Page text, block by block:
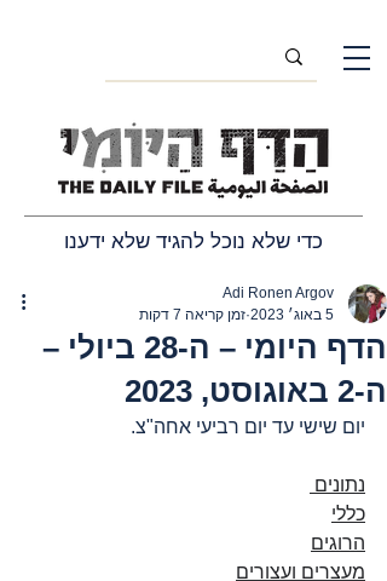
כדי שלא נוכל להגיד שלא ידענו
הדף היומי – ה-28 ביולי –
ה-2 באוגוסט, 2023
Adi Ronen Argov
5 באוג׳ 2023
זמן קריאה 7 דקות
יום שישי עד יום רביעי אחה"צ.
נתונים
כללי
הרוגים
מעצרים ועצורים